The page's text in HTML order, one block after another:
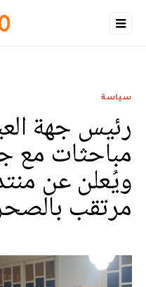
سياسة
رئيس جهة
مباحثات مع
ويُعلن عن
مرتقب